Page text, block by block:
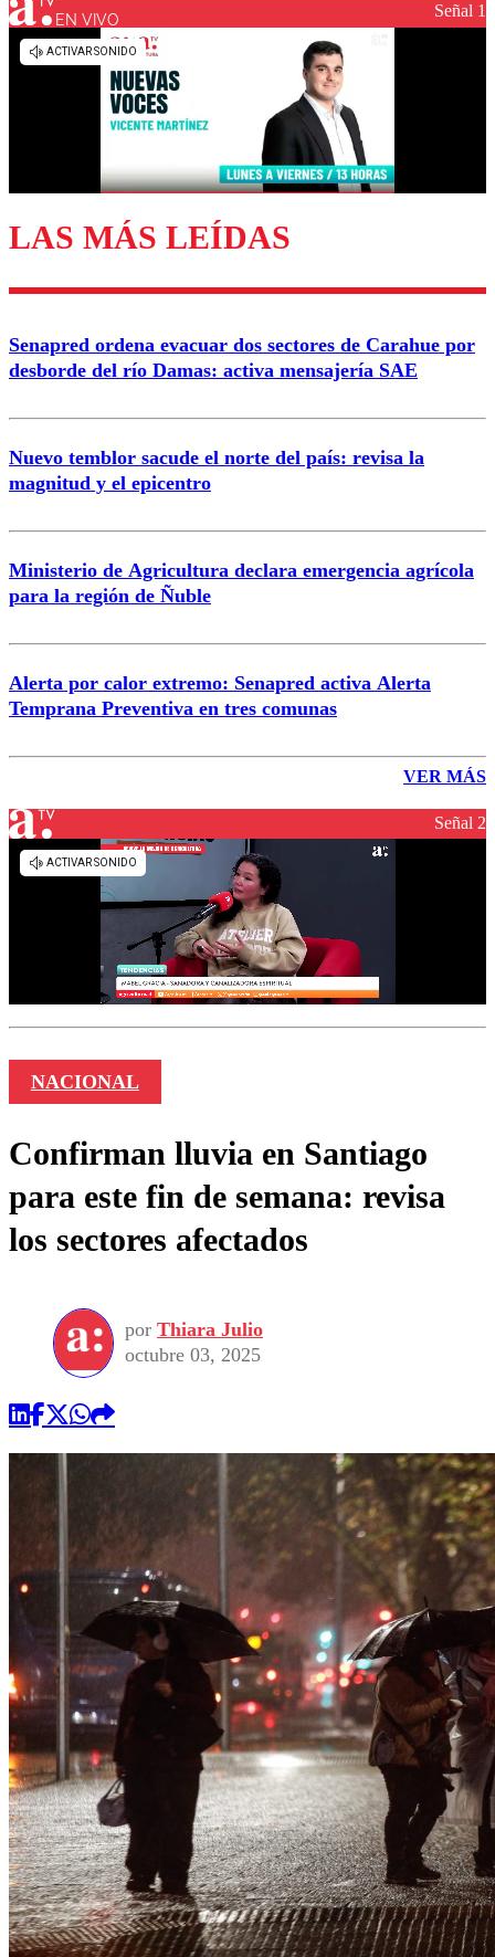
Los comentarios son moderados para garantizar un
diálogo respetuoso.
Enviar comentario
EN VIVO Señal 1
LAS MÁS LEÍDAS
Senapred ordena evacuar dos sectores de Carahue por
desborde del río Damas: activa mensajería SAE
Nuevo temblor sacude el norte del país: revisa la
magnitud y el epicentro
Ministerio de Agricultura declara emergencia agrícola
para la región de Ñuble
Alerta por calor extremo: Senapred activa Alerta
Temprana Preventiva en tres comunas
VER MÁS
Señal 2
NACIONAL
Confirman lluvia en Santiago
para este fin de semana: revisa
los sectores afectados
por Thiara Julio
octubre 03, 2025